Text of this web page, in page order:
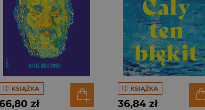
KSIĄŻKA
zł
KSIĄŻKA
36,84 zł